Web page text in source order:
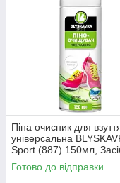
Піна очисник для
універсальна
Sport (887) 150мл,
чищення взуття
Готово до відправки